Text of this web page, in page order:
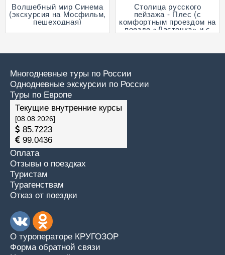
Волшебный мир Синема
(экскурсия на Мосфильм,
пешеходная)
Столица русского
пейзажа - Плес (с
комфортным проездом на
поезде «Ласточка» и с
прогулкой на теплоходе
Многодневные туры по России
Однодневные экскурсии по России
Туры по Европе
Текущие внутренние курсы
[08.08.2026]
85.7223
99.0436
Оплата
Отзывы о поездках
Туристам
Турагенствам
Отказ от поездки
О туроператоре КРУГОЗОР
Форма обратной связи